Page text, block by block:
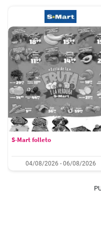
S-Mart folleto
04/08/2026 - 06/08/2026